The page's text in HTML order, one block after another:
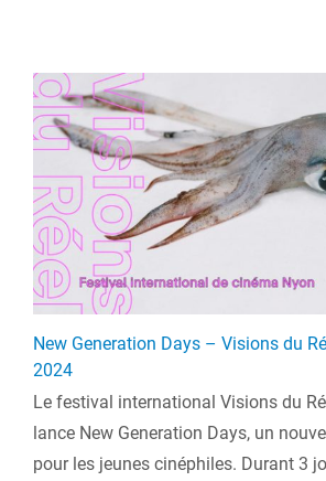
New Generation Days – Visions du
2024
Le festival international Visions du
lance New Generation Days, un
pour les jeunes cinéphiles. Durant 3